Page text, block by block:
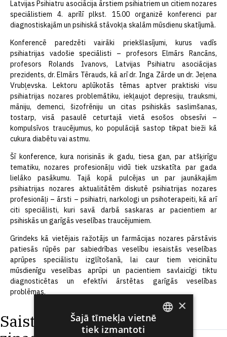
Latvijas Psihiatru asociācija ārstiem psihiatriem un citiem nozares
speciālistiem 4. aprīlī plkst. 15.00 organizē konferenci par
diagnostiskajām un psihiskā stāvokļa skalām mūsdienu skatījumā.
Konferencē paredzēti vairāki priekšlasījumi, kurus vadīs
psihiatrijas vadošie speciālisti – profesors Elmārs Rancāns,
profesors Rolands Ivanovs, Latvijas Psihiatru asociācijas
prezidents, dr. Elmārs Tērauds, kā arī dr. Inga Zārde un dr. Jeļena
Vrubļevska. Lektoru aplūkotās tēmas aptver praktiski visu
psihiatrijas nozares problemātiku, iekļaujot depresiju, trauksmi,
māniju, demenci, šizofrēniju un citas psihiskās saslimšanas,
tostarp, visā pasaulē ceturtajā vietā esošos obsesīvi –
kompulsīvos traucējumus, ko populācijā sastop tikpat bieži kā
cukura diabētu vai astmu.
Šī konference, kura norisinās ik gadu, tiesa gan, par atšķirīgu
tematiku, nozares profesionāļu vidū tiek uzskatīta par gada
lielāko pasākumu. Tajā kopā pulcējas un par jaunākajām
psihiatrijas nozares aktualitātēm diskutē psihiatrijas nozares
profesionāļi – ārsti – psihiatri, narkologi un psihoterapeiti, kā arī
citi speciālisti, kuri savā darbā saskaras ar pacientiem ar
psihiskās un garīgās veselības traucējumiem.
Grindeks kā vietējais ražotājs un farmācijas nozares pārstāvis
patiesās rūpēs par sabiedrības veselību iesaistās veselības
aprūpes speciālistu izglītošanā, lai caur tiem veicinātu
mūsdienīgu veselības aprūpi un pacientiem savlaicīgi tiktu
diagnosticētas un efektīvi ārstētas garīgās veselības
problēmas.
Saistītās
×
Šajā tīmekļa vietnē
tiek izmantoti